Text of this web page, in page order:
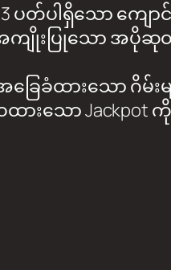
ပတ်ပါရှိသော ကျော
အကျိုးပြုသော အပိုဆုဝ
ေခံထားသော ဂိမ်းမျ
ထားသော